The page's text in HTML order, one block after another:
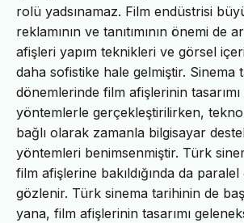
rolü yadsınamaz. Film endüstrisi
reklamının ve tanıtımının önemi de
afişleri yapım teknikleri ve görsel
daha sofistike hale gelmiştir. Sinema
dönemlerinde film afişlerinin
yöntemlerle gerçekleştirilirken,
bağlı olarak zamanla bilgisayar
yöntemleri benimsenmiştir. Türk
film afişlerine bakıldığında da
gözlenir. Türk sinema tarihinin de
yana, film afişlerinin tasarımı